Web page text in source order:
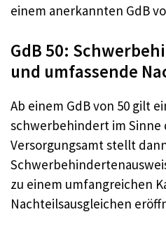
einem anerkannten GdB
GdB 50:
und umfassende
Ab einem GdB von 50 gilt
schwerbehindert im Sinne
Versorgungsamt stellt
zu einem umfangreichen
Nachteilsausgleichen